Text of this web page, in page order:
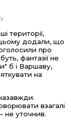
території,
цьому додали, що
про
фантазії не
б і Варшаву,
на
взагалі
не уточнив.